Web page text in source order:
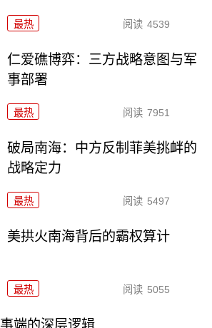
最热 阅读 4539
仁爱礁博弈：三方战略意图与军
事部署
最热 阅读 7951
破局南海：中方反制菲美挑衅的
战略定力
最热 阅读 5497
美拱火南海背后的霸权算计
最热 阅读 5055
端的深层逻辑